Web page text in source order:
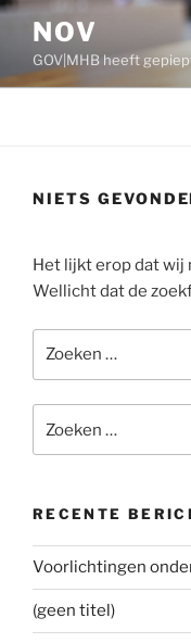
Ga
inhoud
NOV
GOV|MHB heeft
NIETS
Het lijkt erop dat wij
Wellicht dat de
naar:
RECENTE
Voorlichtingen
(geen titel)